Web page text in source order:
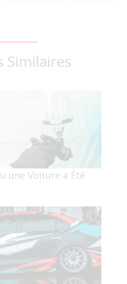
Similaires
une Voiture a Été